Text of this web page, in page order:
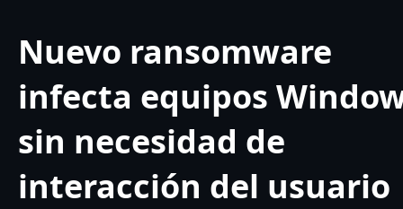
Nuevo ransomware
infecta equipos
sin necesidad de
interacción del usuario